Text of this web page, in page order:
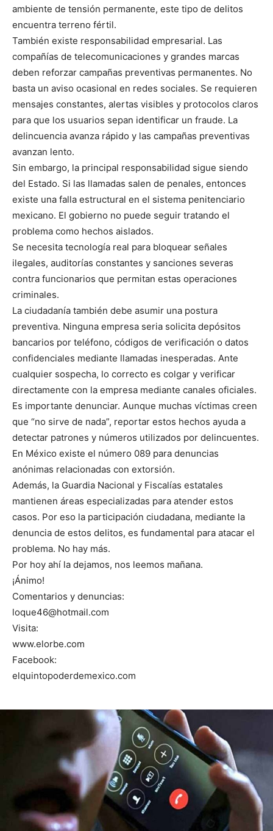
ambiente de tensión permanente, este tipo de delitos
encuentra terreno fértil.
También existe responsabilidad empresarial. Las
compañías de telecomunicaciones y grandes marcas
deben reforzar campañas preventivas permanentes. No
basta un aviso ocasional en redes sociales. Se requieren
mensajes constantes, alertas visibles y protocolos claros
para que los usuarios sepan identificar un fraude. La
delincuencia avanza rápido y las campañas preventivas
avanzan lento.
Sin embargo, la principal responsabilidad sigue siendo
del Estado. Si las llamadas salen de penales, entonces
existe una falla estructural en el sistema penitenciario
mexicano. El gobierno no puede seguir tratando el
problema como hechos aislados.
Se necesita tecnología real para bloquear señales
ilegales, auditorías constantes y sanciones severas
contra funcionarios que permitan estas operaciones
criminales.
La ciudadanía también debe asumir una postura
preventiva. Ninguna empresa seria solicita depósitos
bancarios por teléfono, códigos de verificación o datos
confidenciales mediante llamadas inesperadas. Ante
cualquier sospecha, lo correcto es colgar y verificar
directamente con la empresa mediante canales oficiales.
Es importante denunciar. Aunque muchas víctimas creen
que “no sirve de nada”, reportar estos hechos ayuda a
detectar patrones y números utilizados por delincuentes.
En México existe el número 089 para denuncias
anónimas relacionadas con extorsión.
Además, la Guardia Nacional y Fiscalías estatales
mantienen áreas especializadas para atender estos
casos. Por eso la participación ciudadana, mediante la
denuncia de estos delitos, es fundamental para atacar el
problema. No hay más.
Por hoy ahí la dejamos, nos leemos mañana.
¡Ánimo!
Comentarios y denuncias:
loque46@hotmail.com
Visita:
www.elorbe.com
Facebook:
elquintopoderdemexico.com